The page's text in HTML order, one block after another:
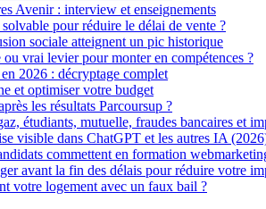
Avenir : interview et enseignements
pour réduire le délai de vente ?
sociale atteignent un pic historique
vrai levier pour monter en compétences ?
2026 : décryptage complet
et optimiser votre budget
les résultats Parcoursup ?
étudiants, mutuelle, fraudes bancaires et
visible dans ChatGPT et les autres IA
commettent en formation
avant la fin des délais pour réduire votre
votre logement avec un faux bail ?